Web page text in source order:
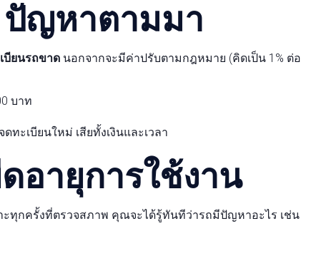
ปัญหาตามมา
บียนรถขาดนอกจากจะมีค่าปรับตามกฎหมาย (คิดเป็น 1% ต่อ
บาท
ทะเบียนใหม่ เสียทั้งเงินและเวลา
อายุการใช้งาน
ะทุกครั้งที่ตรวจสภาพ คุณจะได้รู้ทันทีว่ารถมีปัญหาอะไร เช่น